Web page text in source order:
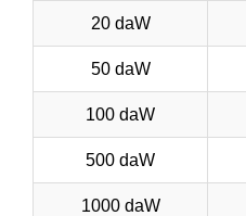
20 daW
50 daW
100 daW
500 daW
1000 daW